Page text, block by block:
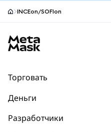
INCEon/SOFIon
Торговать
Прогнозы
Деньги
Разработчики